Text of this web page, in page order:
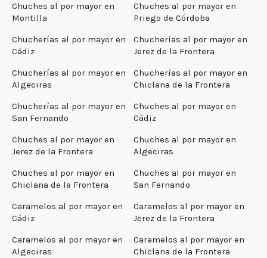
Chuches al por mayor en
Montilla
Chuches al por mayor en
Priego de Córdoba
Chucherías al por mayor en
Cádiz
Chucherías al por mayor en
Jerez de la Frontera
Chucherías al por mayor en
Algeciras
Chucherías al por mayor en
Chiclana de la Frontera
Chucherías al por mayor en
San Fernando
Chuches al por mayor en
Cádiz
Chuches al por mayor en
Jerez de la Frontera
Chuches al por mayor en
Algeciras
Chuches al por mayor en
Chiclana de la Frontera
Chuches al por mayor en
San Fernando
Caramelos al por mayor en
Cádiz
Caramelos al por mayor en
Jerez de la Frontera
Caramelos al por mayor en
Algeciras
Caramelos al por mayor en
Chiclana de la Frontera